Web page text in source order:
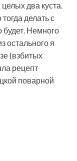
два куста.
делать с
Немного
остального я
(взбитых
рецепт
поварной